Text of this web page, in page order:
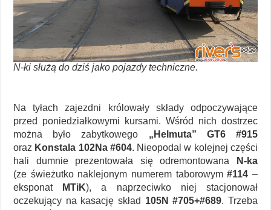
N-ki służą do dziś jako pojazdy techniczne.
Na tyłach zajezdni królowały składy odpoczywające
przed poniedziałkowymi kursami. Wśród nich dostrzec
można było zabytkowego „Helmuta” GT6 #915
oraz Konstala 102Na #604. Nieopodal w kolejnej części
hali dumnie prezentowała się odremontowana
N-ka
(ze świeżutko naklejonym numerem taborowym#114 –
eksponat
MTiK), a naprzeciwko niej stacjonował
oczekujący na kasację skład 105N #705+#689. Trzeba